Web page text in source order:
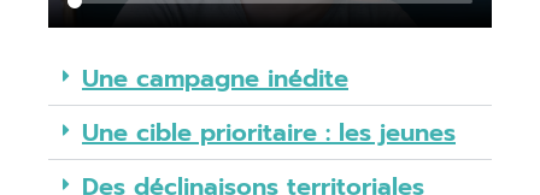
Une campagne inédite
Une cible prioritaire : les jeunes
Des déclinaisons territoriales